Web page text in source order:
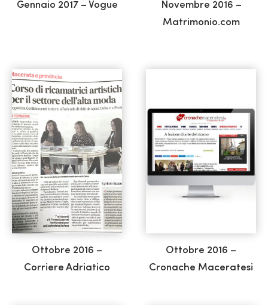
Gennaio 2017 – Vogue
Novembre 2016 –
Matrimonio.com
Ottobre 2016 –
Corriere Adriatico
Ottobre 2016 –
Cronache Maceratesi